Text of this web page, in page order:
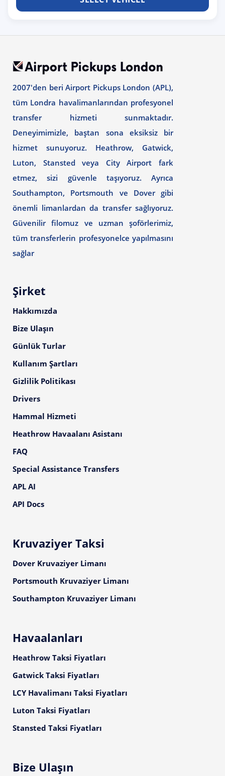
2007'den beri Airport Pickups London (APL),
tüm Londra havalimanlarından profesyonel
transfer hizmeti sunmaktadır.
Deneyimimizle, baştan sona eksiksiz bir
hizmet sunuyoruz. Heathrow, Gatwick,
Luton, Stansted veya City Airport fark
etmez, sizi güvenle taşıyoruz. Ayrıca
Southampton, Portsmouth ve Dover gibi
önemli limanlardan da transfer sağlıyoruz.
Güvenilir filomuz ve uzman şoförlerimiz,
tüm transferlerin profesyonelce yapılmasını
sağlar
Şirket
Hakkımızda
Bize Ulaşın
Günlük Turlar
Kullanım Şartları
Gizlilik Politikası
Drivers
Hammal Hizmeti
Heathrow Havaalanı Asistanı
FAQ
Special Assistance Transfers
APL AI
API Docs
Kruvaziyer Taksi
Dover Kruvaziyer Limanı
Portsmouth Kruvaziyer Limanı
Southampton Kruvaziyer Limanı
Havaalanları
Heathrow Taksi Fiyatları
Gatwick Taksi Fiyatları
LCY Havalimanı Taksi Fiyatları
Luton Taksi Fiyatları
Stansted Taksi Fiyatları
Bize Ulaşın